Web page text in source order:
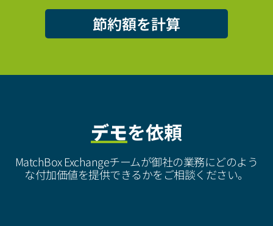
節約額を計算
デモを依頼
MatchBox Exchangeチームが御社の業務にどのよう
な付加価値を提供できるかをご相談ください。